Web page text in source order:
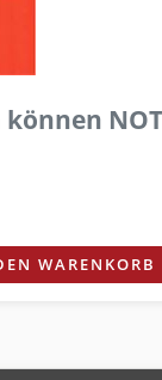
WARENKORB